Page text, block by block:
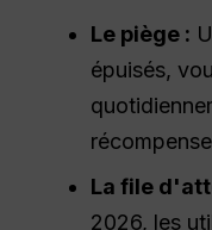
Le piège :
épuisés,
La file
2026, les